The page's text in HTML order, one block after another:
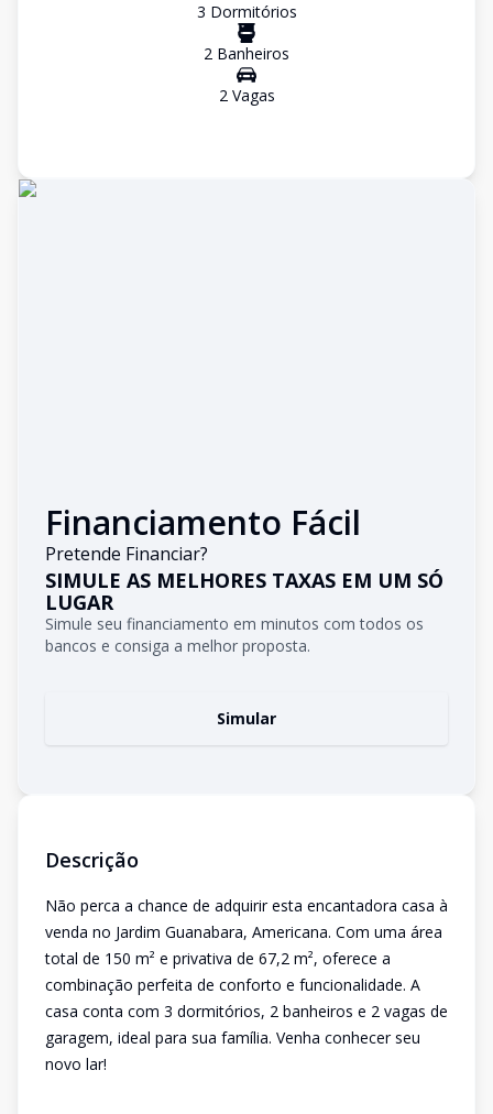
3 Dormitórios
2 Banheiros
2Vagas
Financiamento Fácil
Pretende Financiar?
SIMULE AS MELHORES TAXAS EM UM SÓ
LUGAR
Simule seu financiamento em minutos com todos os
bancos e consiga a melhor proposta.
Simular
Descrição
Não perca a chance de adquirir esta encantadora casa à
venda no Jardim Guanabara, Americana. Com uma área
total de 150 m² e privativa de 67,2 m², oferece a
combinação perfeita de conforto e funcionalidade. A
casa conta com 3 dormitórios, 2 banheiros e 2 vagas de
garagem, ideal para sua família. Venha conhecer seu
novo lar!